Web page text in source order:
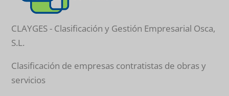
CLAYGES - Clasificación y Gestión Empresarial Osca,
S.L.
Clasificación de empresas contratistas de obras y
servicios